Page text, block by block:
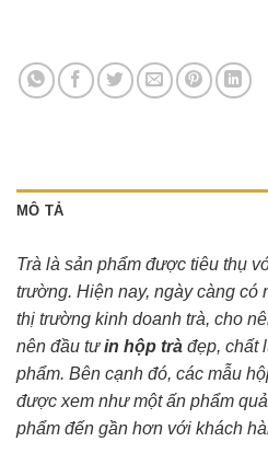
MÔ TẢ
Trà là sản phẩm được tiêu thụ
trường. Hiện nay, ngày càng có
thị trường kinh doanh trà, cho
nên đầu tưin hộp trà đẹp, chất
phẩm. Bên cạnh đó, các mẫu
được xem như một ấn phẩm
phẩm đến gần hơn với khách